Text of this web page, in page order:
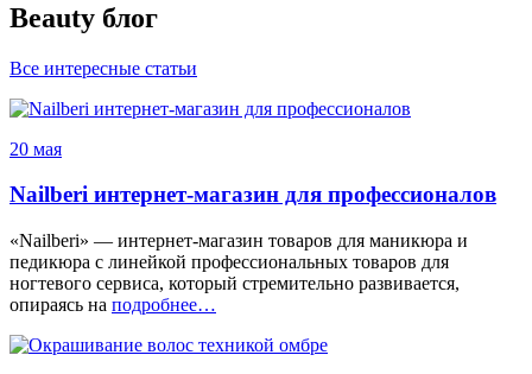
Beauty блог
Все интересные статьи
20 мая
Nailberi интернет-магазин для профессионалов
«Nailberi» — интернет-магазин товаров для маникюра и
педикюра с линейкой профессиональных товаров для
ногтевого сервиса, который стремительно развивается,
опираясь на подробнее…